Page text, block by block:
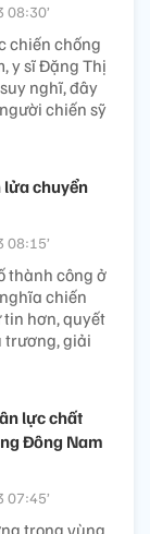
chiến chống
y sĩ Đặng Thị
nghĩ, đây
chiến sỹ
chuyển
thành công ở
chiến
tin hơn, quyết
trương, giải
lực chất
Đông Nam
trong vùng